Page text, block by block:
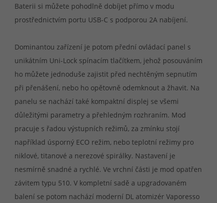
Baterii si můžete pohodlně dobíjet přímo v modu
prostřednictvím portu USB-C s podporou 2A nabíjení.
Dominantou zařízení je potom přední ovládací panel s
unikátním Uni-Lock spínacím tlačítkem, jehož posouváním
ho můžete jednoduše zajistit před nechtěným sepnutím
při přenášení, nebo ho opětovně odemknout a žhavit. Na
panelu se nachází také kompaktní displej se všemi
důležitými parametry a přehledným rozhraním. Mod
pracuje s řadou výstupních režimů, za zmínku stojí
například úsporný ECO režim, nebo teplotní režimy pro
niklové, titanové a nerezové spirálky. Nastavení je
nesmírně snadné a rychlé. Ve vrchní části je mod opatřen
závitem typu 510. V kompletní sadě a upgradovaném
balení se potom nachází moderní DL atomizér Vaporesso